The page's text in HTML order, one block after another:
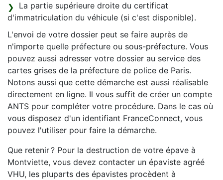
La partie supérieure droite du certificat
d'immatriculation du véhicule (si c'est disponible).
L'envoi de votre dossier peut se faire auprès de
n'importe quelle préfecture ou sous-préfecture. Vous
pouvez aussi adresser votre dossier au service des
cartes grises de la préfecture de police de Paris.
Notons aussi que cette démarche est aussi réalisable
directement en ligne. Il vous suffit de créer un compte
ANTS pour compléter votre procédure. Dans le cas où
vous disposez d'un identifiant FranceConnect, vous
pouvez l'utiliser pour faire la démarche.
Que retenir ? Pour la destruction de votre épave à
Montviette, vous devez contacter un épaviste agréé
VHU, les pluparts des épavistes procèdent à